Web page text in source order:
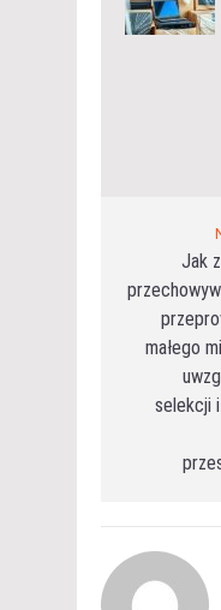
Jak
małego
selekcji